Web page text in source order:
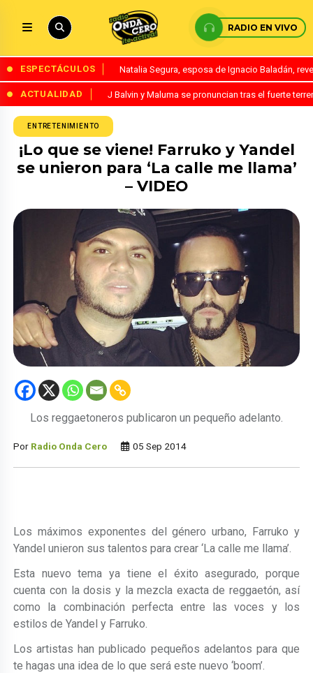
RADIO EN VIVO
ESPECTÁCULOS Natalia Segura, esposa de Ignacio Baladán,
ACTUALIDAD J Balvin y Maluma se pronuncian tras el fuerte
ENTRETENIMIENTO
¡Lo que se viene! Farruko y Yandel
se unieron para ‘La calle me llama’
– VIDEO
Los reggaetoneros publicaron un pequeño adelanto.
Por Radio Onda Cero 05 Sep 2014
Los máximos exponentes del género urbano, Farruko y
Yandel unieron sus talentos para crear ‘La calle me llama’.
Esta nuevo tema ya tiene el éxito asegurado, porque
cuenta con la dosis y la mezcla exacta de reggaetón, así
como la combinación perfecta entre las voces y los
estilos de Yandel y Farruko.
Los artistas han publicado pequeños adelantos para que
te hagas una idea de lo que será este nuevo ‘boom’.